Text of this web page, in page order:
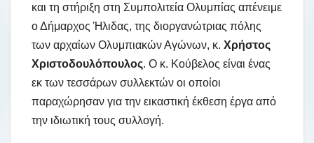
και τη στήριξη στη Συμπολιτεία Ολυμπίας απένειμε
ο Δήμαρχος Ήλιδας, της διοργανώτριας πόλης
των αρχαίων Ολυμπιακών Αγώνων, κ. Χρήστος
Χριστοδουλόπουλος. Ο κ. Κούβελος είναι ένας
εκ των τεσσάρων συλλεκτών οι οποίοι
παραχώρησαν για την εικαστική έκθεση έργα από
την ιδιωτική τους συλλογή.